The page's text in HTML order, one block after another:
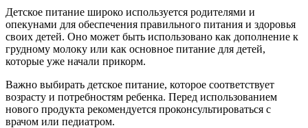
Детское питание широко используется родителями и
опекунами для обеспечения правильного питания и здоровья
своих детей. Оно может быть использовано как дополнение к
грудному молоку или как основное питание для детей,
которые уже начали прикорм.
Важно выбирать детское питание, которое соответствует
возрасту и потребностям ребенка. Перед использованием
нового продукта рекомендуется проконсультироваться с
врачом или педиатром.